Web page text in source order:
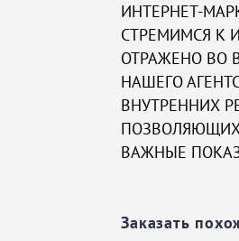
ИНТЕРНЕТ-
СТРЕМИМСЯ К
ОТРАЖЕНО ВО
НАШЕГО
ВНУТРЕННИХ
ВАЖНЫЕ
Заказать